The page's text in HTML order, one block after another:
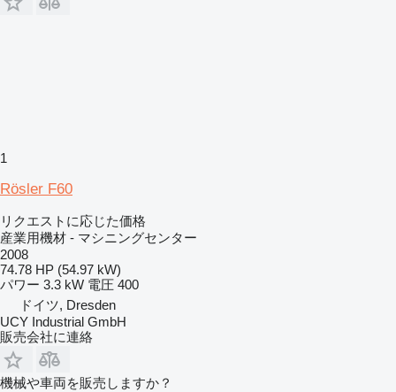
1
Rösler F60
リクエストに応じた価格
産業用機材 - マシニングセンター
2008
74.78 HP (54.97 kW)
パワー 3.3 kW 電圧 400
ドイツ, Dresden
UCY Industrial GmbH
販売会社に連絡
機械や車両を販売しますか？